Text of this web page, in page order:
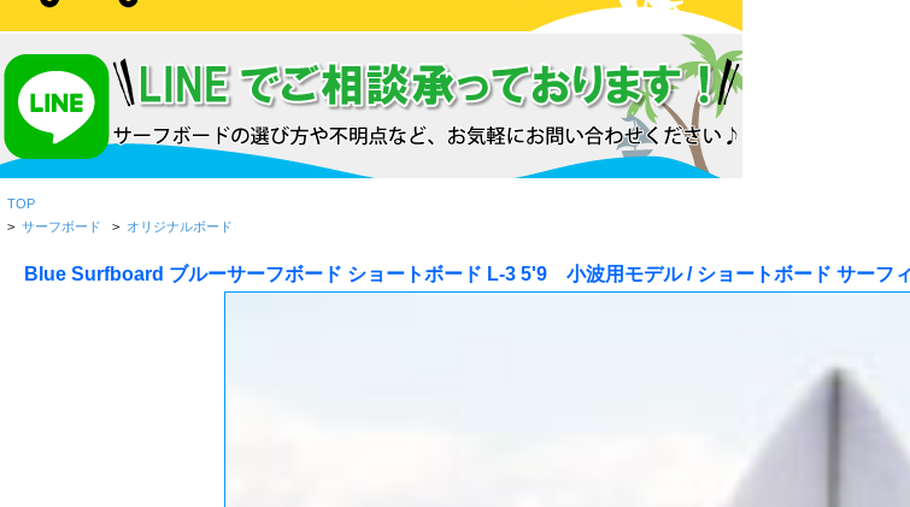
TOP
> サーフボード > オリジナルボード
Blue Surfboard ブルーサーフボード ショートボード L-3 5'9 小波用モデル / ショートボード サーフ